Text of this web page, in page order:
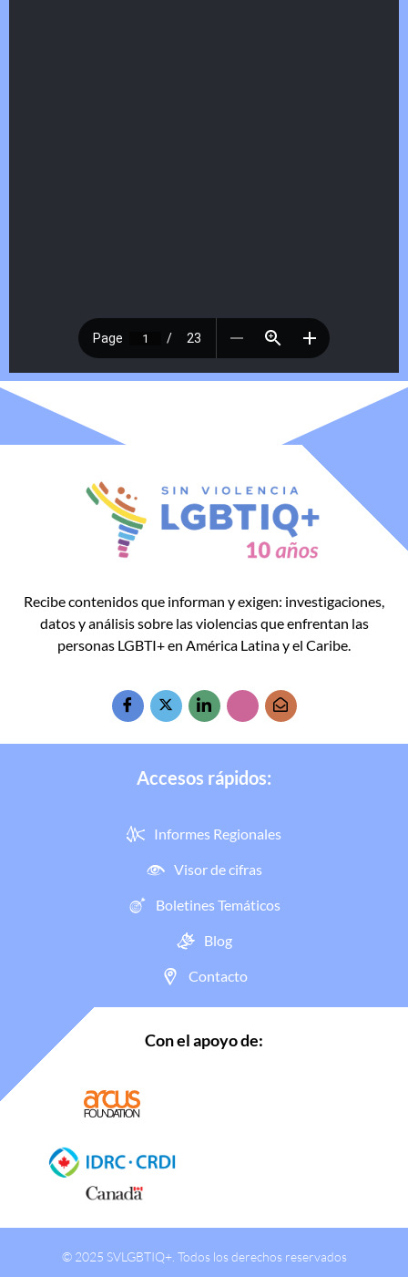
Recibe contenidos que informan y exigen: investigaciones,
datos y análisis sobre las violencias que enfrentan las
personas LGBTI+ en América Latina y el Caribe.
Accesos rápidos:
Informes Regionales
Visor de cifras
Boletines Temáticos
Blog
Contacto
Con el apoyo de:
© 2025 SVLGBTIQ+. Todos los derechos reservados